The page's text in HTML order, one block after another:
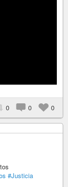
0 0 0
#Justicia